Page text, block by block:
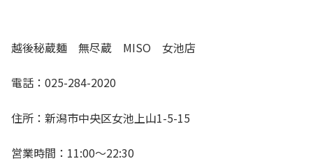
越後秘蔵麺 無尽蔵 MISO 女池店
電話：025-284-2020
住所：新潟市中央区女池上山1-5-15
営業時間：11:00～22:30